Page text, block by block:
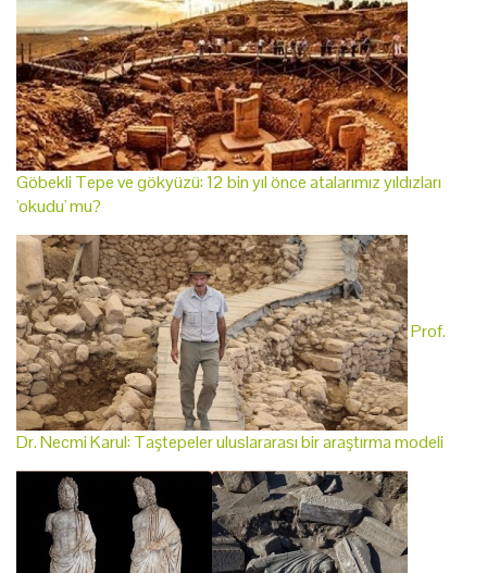
Göbekli Tepe ve gökyüzü: 12 bin yıl önce atalarımız yıldızları
'okudu' mu?
Prof.
Dr. Necmi Karul: Taştepeler uluslararası bir araştırma modeli